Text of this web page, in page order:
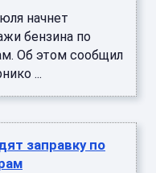
начнет
бензина по
Об этом сообщил
...
заправку по